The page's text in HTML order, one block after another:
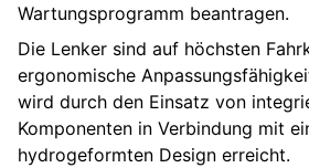
Wartungsprogramm beantragen.
Die Lenker sind auf höchsten
ergonomische
wird durch den Einsatz von
Komponenten in Verbindung mit
hydrogeformten Design erreicht.